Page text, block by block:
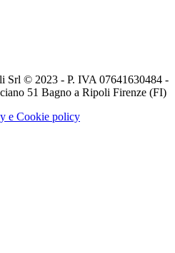
Srl © 2023 - P. IVA 07641630484 -
51 Bagno a Ripoli Firenze (FI)
e Cookie policy